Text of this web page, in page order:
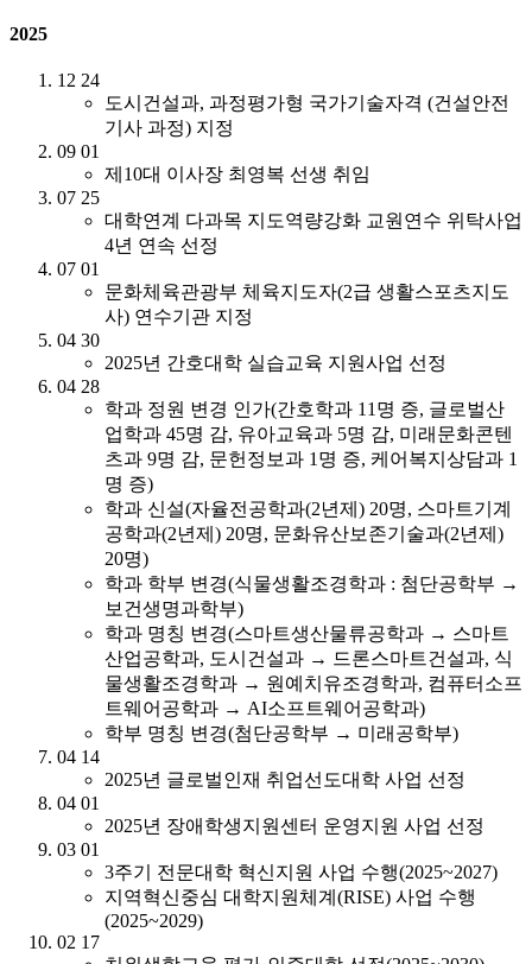
2025
12 24
도시건설과, 과정평가형 국가기술자격 (건설안전
기사 과정) 지정
09 01
제10대 이사장 최영복 선생 취임
07 25
대학연계 다과목 지도역량강화 교원연수 위탁사업
4년 연속 선정
07 01
문화체육관광부 체육지도자(2급 생활스포츠지도
사) 연수기관 지정
04 30
2025년 간호대학 실습교육 지원사업 선정
04 28
학과 정원 변경 인가(간호학과 11명 증, 글로벌산
업학과 45명 감, 유아교육과 5명 감, 미래문화콘텐
츠과 9명 감, 문헌정보과 1명 증, 케어복지상담과 1
명 증)
학과 신설(자율전공학과(2년제) 20명, 스마트기계
공학과(2년제) 20명, 문화유산보존기술과(2년제)
20명)
학과 학부 변경(식물생활조경학과 : 첨단공학부 →
보건생명과학부)
학과 명칭 변경(스마트생산물류공학과 → 스마트
산업공학과, 도시건설과 → 드론스마트건설과, 식
물생활조경학과 → 원예치유조경학과, 컴퓨터소프
트웨어공학과 → AI소프트웨어공학과)
학부 명칭 변경(첨단공학부 → 미래공학부)
04 14
2025년 글로벌인재 취업선도대학 사업 선정
04 01
2025년 장애학생지원센터 운영지원 사업 선정
03 01
3주기 전문대학 혁신지원 사업 수행(2025~2027)
지역혁신중심 대학지원체계(RISE) 사업 수행
(2025~2029)
02 17